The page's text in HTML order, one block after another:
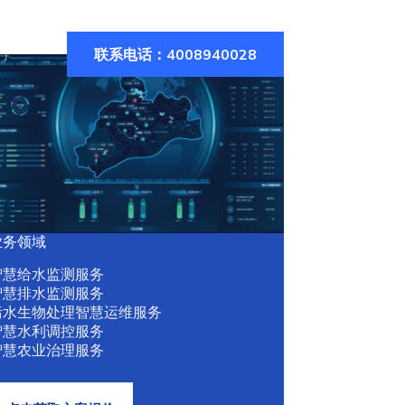
联系电话：4008940028
务领域
慧给水监测服务
慧排水监测服务
水生物处理智慧运维服务
慧水利调控服务
慧农业治理服务